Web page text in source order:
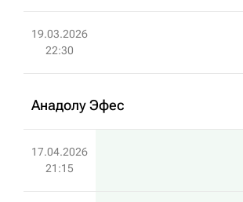
19.03.2026
22:30
Анадолу Эфес
17.04.2026
21:15